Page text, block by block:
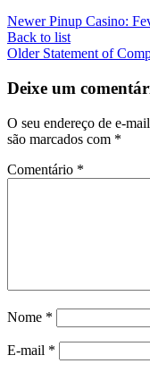
Newer Pinup Casino:
Back to list
Older Statement of
Deixe um
O seu endereço de e-
são marcados com *
Comentário *
Nome *
E-mail *